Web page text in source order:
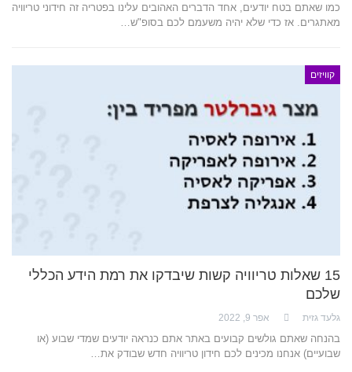
כמו שאתם בטח יודעים, אחד הדברים האהובים עלינו בפטריה זה חידוני טריוויה
מאתגרים. אז כדי שלא יהיה משעמם לכם בסופ"ש…
קוויזים
15 שאלות טריוויה קשות שיבדקו את רמת הידע הכללי
שלכם
גלעד גזית אפר 9, 2022
בהנחה שאתם גולשים קבועים באתר אתם כנראה יודעים שמדי שבוע (או
שבועיים) אנחנו מכינים לכם חידון טריוויה חדש שבודק את…